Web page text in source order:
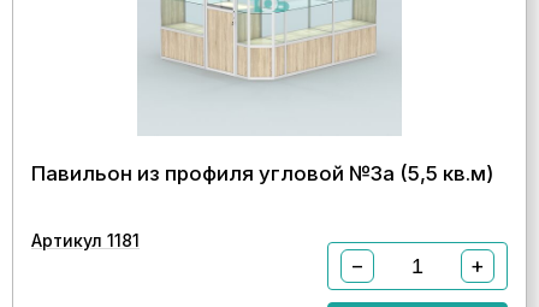
Павильон из профиля угловой №3а (5,5 кв.м)
Артикул 1181
− +